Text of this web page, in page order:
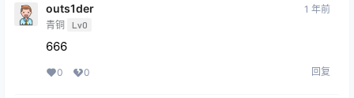
outs1der
青铜 Lv0
1 年前
666
0 0 回复